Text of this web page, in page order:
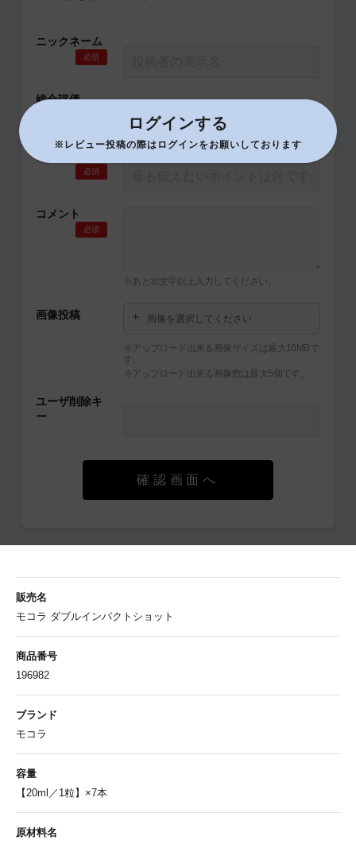
ニックネーム
必須
総合評価
タイトル
必須
コメント
必須
※あと 10 文字以上入力してください。
画像投稿 画像を選択してください
※アップロード出来る画像サイズは最大10MBで
す。
※アップロード出来る画像数は最大5個です。
ユーザ削除キ
ー
確認画面へ
ログインする
※レビュー投稿の際はログインをお願いしております
販売名
モコラ ダブルインパクトショット
商品番号
196982
ブランド
モコラ
容量
【20ml／1粒】×7本
原材料名